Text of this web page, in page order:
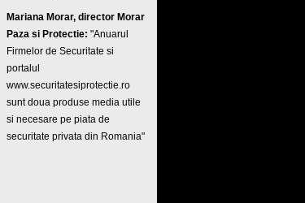
Mariana Morar, director Morar
Paza si Protectie: "Anuarul
Firmelor de Securitate si
portalul
www.securitatesiprotectie.ro
sunt doua produse media utile
si necesare pe piata de
securitate privata din Romania"